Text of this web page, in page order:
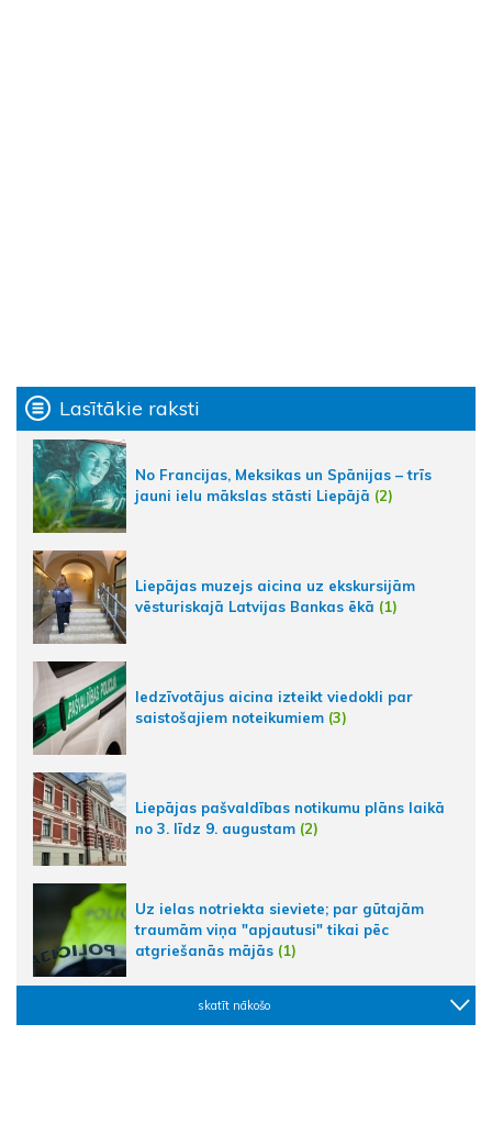
Lasītākie raksti
No Francijas, Meksikas un Spānijas – trīs
jauni ielu mākslas stāsti Liepājā (2)
Liepājas muzejs aicina uz ekskursijām
vēsturiskajā Latvijas Bankas ēkā (1)
Iedzīvotājus aicina izteikt viedokli par
saistošajiem noteikumiem (3)
Liepājas pašvaldības notikumu plāns laikā
no 3. līdz 9. augustam (2)
Uz ielas notriekta sieviete; par gūtajām
traumām viņa "apjautusi" tikai pēc
atgriešanās mājās (1)
skatīt nākošo